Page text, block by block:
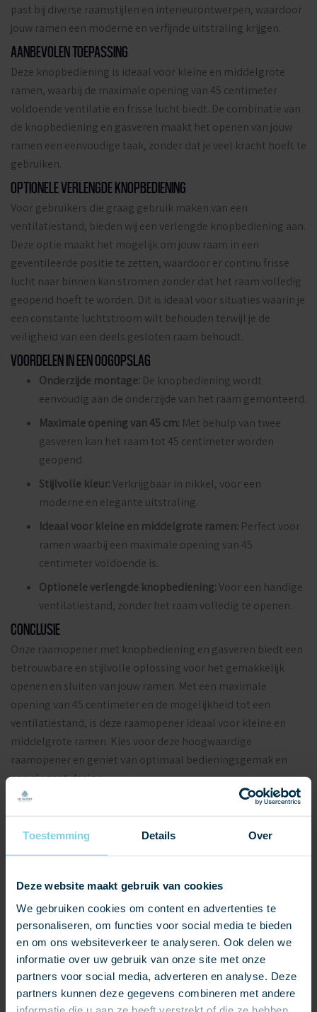
Toestemming Details Over
Deze website maakt gebruik van cookies
We gebruiken cookies om content en advertenties te
personaliseren, om functies voor social media te bieden
en om ons websiteverkeer te analyseren. Ook delen we
informatie over uw gebruik van onze site met onze
partners voor social media, adverteren en analyse. Deze
partners kunnen deze gegevens combineren met andere
past bij diverse raamstijlen en interieurontwerpen, waardoor
jouw ramen een moderne en verfijnde uitstraling krijgen.
AANBEVOLEN TOEPASSING
Deze knopbediening is ideaal voor kleine en middelgrote
ramen, waarbij de maximale opening van 45 centimeter
voldoende ventilatie en frisse lucht biedt. De combinatie van
de knopbediening en gasveren maakt het openen van jouw
ramen een eenvoudige taak, zonder dat je veel kracht hoeft te
gebruiken.
OPTIONELE VERLENGDE KNOPBEDIENING
Voor gebruikers die graag gebruik maken van een
ventilatiestand, bieden wij een verlengde knopbediening aan.
Deze optie maakt het mogelijk om jouw raam in een
geventileerde positie te zetten, waardoor er continu frisse
lucht naar binnen kan stromen zonder dat het raam volledig
geopend hoeft te worden. Dit is ideaal voor situaties waarin je
een constante luchtstroom wilt behouden terwijl je de
veiligheid van een deels gesloten raam behoudt.
VOORDELEN IN EEN OOGOPSLAG
Onderzijde montage: De knopbediening wordt
eenvoudig aan de onderzijde van het raam gemonteerd.
Maximale opening van 45 cm: Met behulp van twee
gasveren kan het raam tot 45 centimeter worden
geopend.
Stijlvolle kleur:Verkrijgbaar in nikkel, voor een
moderne en elegante uitstraling.
Ideaal voor kleine en middelgrote ramen: Perfect voor
ramen waarbij een maximale opening van 45
centimeter voldoende is.
Optionele verlengde knopbediening:Voor een handige
ventilatiestand, zonder het raam volledig te openen.
CONCLUSIE
Onze raamopener met knopbediening en gasveren biedt een
betrouwbare en stijlvolle oplossing voor het gemakkelijk
openen en sluiten van jouw ramen. Met een maximale
opening van 45 centimeter en de mogelijkheid tot een
ventilatiestand, is deze raamopener ideaal voor kleine en
middelgrote ramen. Kies voor deze hoogwaardige
raamopener en geniet van optimaal bedieningsgemak en
een elegant design.
OFFERTE AANVRAGEN
SAMPLES AANVRAGEN